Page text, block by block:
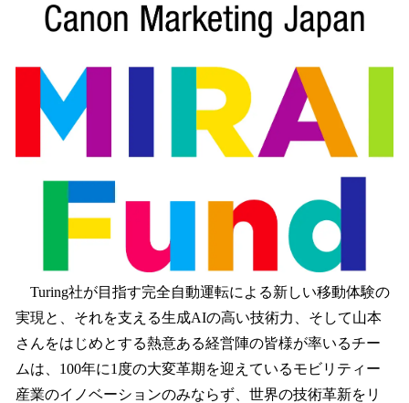
Turing社が目指す完全自動運転による新しい移動体験の
実現と、それを支える生成AIの高い技術力、そして山本
さんをはじめとする熱意ある経営陣の皆様が率いるチー
ムは、100年に1度の大変革期を迎えているモビリティー
産業のイノベーションのみならず、世界の技術革新をリ